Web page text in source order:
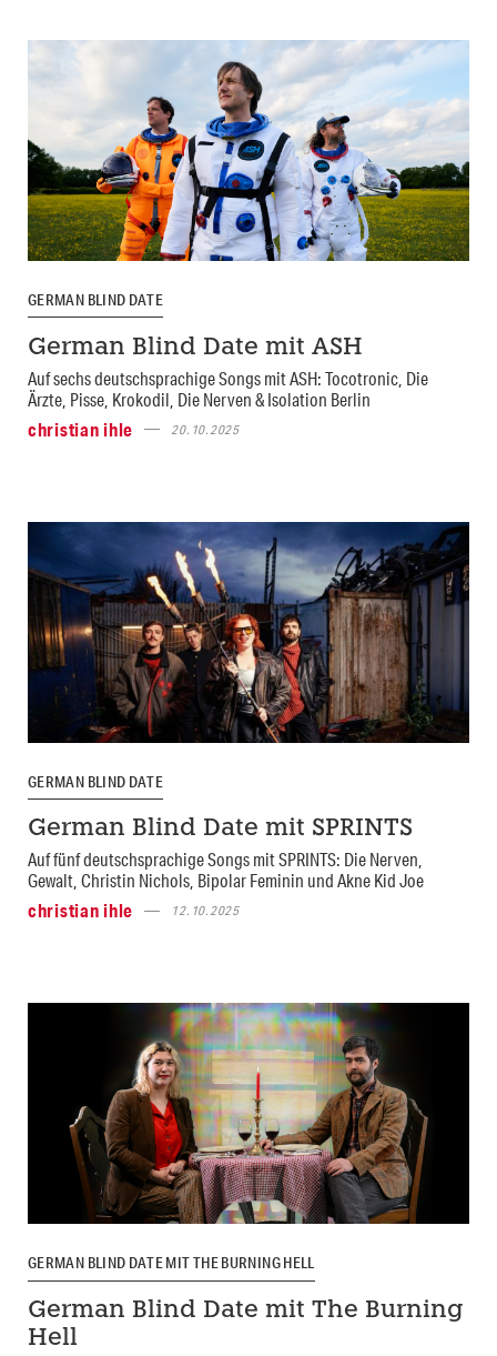
GERMAN BLIND DATE
German Blind Date mit ASH
Auf sechs deutschsprachige Songs mit ASH: Tocotronic, Die
Ärzte, Pisse, Krokodil, Die Nerven & Isolation Berlin
christian ihle
20.10.2025
GERMAN BLIND DATE
German Blind Date mit SPRINTS
Auf fünf deutschsprachige Songs mit SPRINTS: Die Nerven,
Gewalt, Christin Nichols, Bipolar Feminin und Akne Kid Joe
christian ihle
12.10.2025
GERMAN BLIND DATE MIT THE BURNING HELL
German Blind Date mit The Burning
Hell